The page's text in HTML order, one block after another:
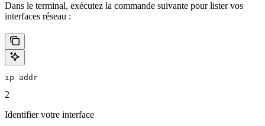
Dans le terminal, exécutez la commande suivante pour lister vos
interfaces réseau :
ip addr
2
Identifier votre interface